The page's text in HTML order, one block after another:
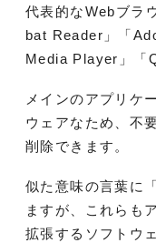
代表的なWebブラ
bat Reader」「
Media Player」「
メインのアプリケ
ウェアなため、不
削除できます。
似た意味の言葉に
ますが、これらも
拡張するソフトウ